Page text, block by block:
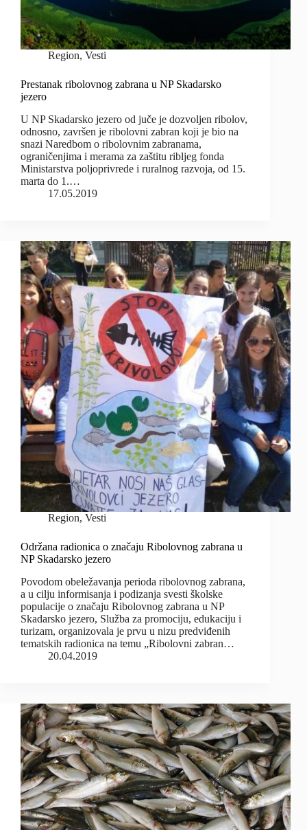
Region, Vesti
Prestanak ribolovnog zabrana u NP Skadarsko
jezero
U NP Skadarsko jezero od juče je dozvoljen ribolov,
odnosno, završen je ribolovni zabran koji je bio na
snazi Naredbom o ribolovnim zabranama,
ograničenjima i merama za zaštitu ribljeg fonda
Ministarstva poljoprivrede i ruralnog razvoja, od 15.
marta do 1.…
17.05.2019
Region, Vesti
Održana radionica o značaju Ribolovnog zabrana u
NP Skadarsko jezero
Povodom obeležavanja perioda ribolovnog zabrana,
a u cilju informisanja i podizanja svesti školske
populacije o značaju Ribolovnog zabrana u NP
Skadarsko jezero, Služba za promociju, edukaciju i
turizam, organizovala je prvu u nizu predviđenih
tematskih radionica na temu „Ribolovni zabran…
20.04.2019